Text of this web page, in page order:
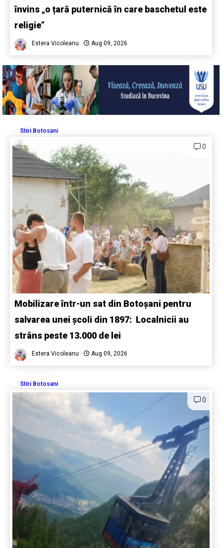
învins „o țară puternică în care baschetul este
religie”
Estera Vicoleanu Aug 09, 2026
Stiri Botosani
0
Mobilizare într-un sat din Botoșani pentru
salvarea unei școli din 1897: Localnicii au
strâns peste 13.000 de lei
Estera Vicoleanu Aug 09, 2026
Stiri Botosani
0